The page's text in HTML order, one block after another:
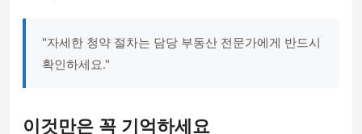
"자세한 청약 절차는 담당 부동산 전문가에게 반드시
확인하세요."
이것만은 꼭 기억하세요